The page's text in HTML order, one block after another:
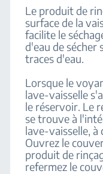
Le produit de
surface de la
facilite le
d'eau de sécher
traces d'eau.
Lorsque le
lave-vaisselle
le réservoir. Le
se trouve à
lave-vaisselle, à
Ouvrez le
produit de
refermez le